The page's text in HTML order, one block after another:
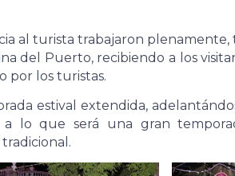
al turista trabajaron
del Puerto, recibiendo a los
por los turistas.
estival extendida,
a lo que será una gran